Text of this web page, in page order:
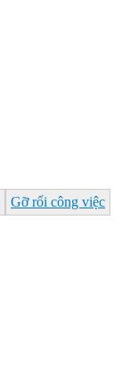
Gỡ rối công việc